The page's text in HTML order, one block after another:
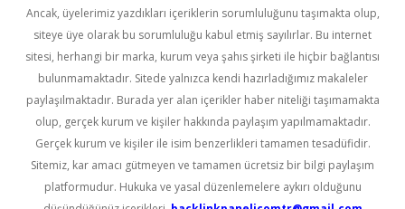
Ancak, üyelerimiz yazdıkları içeriklerin sorumluluğunu taşımakta olup,
siteye üye olarak bu sorumluluğu kabul etmiş sayılırlar. Bu internet
sitesi, herhangi bir marka, kurum veya şahıs şirketi ile hiçbir bağlantısı
bulunmamaktadır. Sitede yalnızca kendi hazırladığımız makaleler
paylaşılmaktadır. Burada yer alan içerikler haber niteliği taşımamakta
olup, gerçek kurum ve kişiler hakkında paylaşım yapılmamaktadır.
Gerçek kurum ve kişiler ile isim benzerlikleri tamamen tesadüfidir.
Sitemiz, kar amacı gütmeyen ve tamamen ücretsiz bir bilgi paylaşım
platformudur. Hukuka ve yasal düzenlemelere aykırı olduğunu